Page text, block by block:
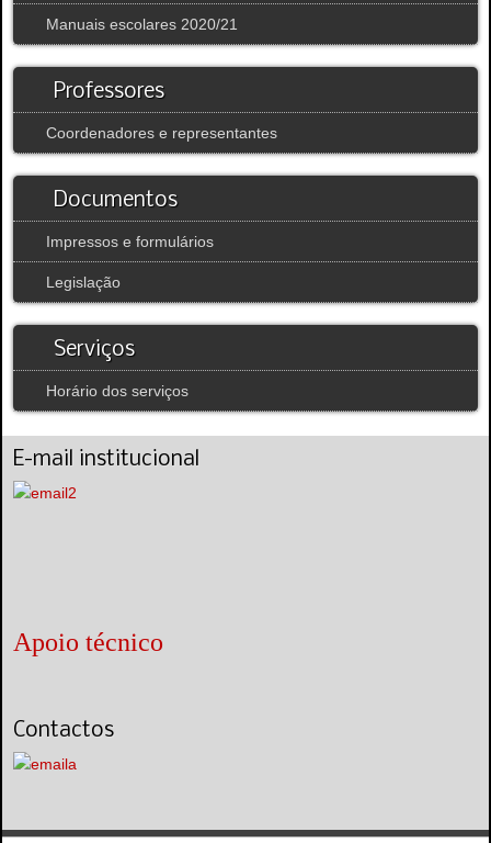
Manuais escolares 2020/21
Professores
Coordenadores e representantes
Documentos
Impressos e formulários
Legislação
Serviços
Horário dos serviços
E-mail institucional
Apoio técnico
Contactos